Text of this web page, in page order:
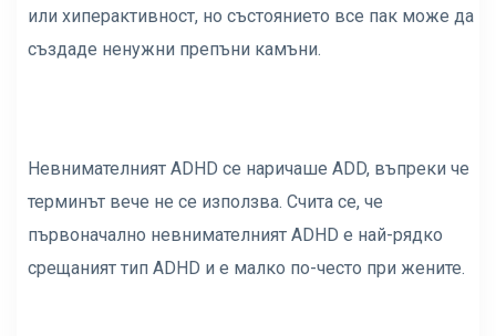
или хиперактивност, но състоянието все пак може да
създаде ненужни препъни камъни.
Невнимателният ADHD се наричаше ADD, въпреки че
терминът вече не се използва. Счита се, че
първоначално невнимателният ADHD е най-рядко
срещаният тип ADHD и е малко по-често при жените.